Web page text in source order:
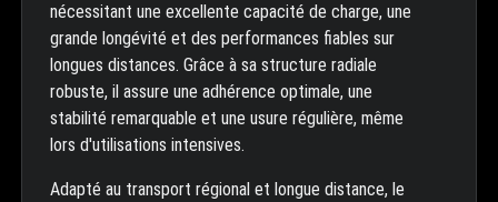
nécessitant une excellente capacité de charge, une
grande longévité et des performances fiables sur
longues distances. Grâce à sa structure radiale
robuste, il assure une adhérence optimale, une
stabilité remarquable et une usure régulière, même
lors d'utilisations intensives.
Adapté au transport régional et longue distance, le